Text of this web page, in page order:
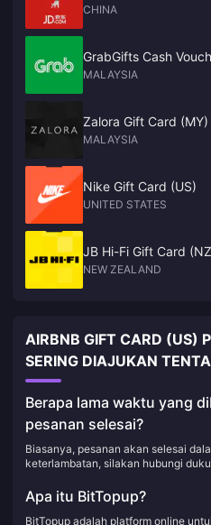
CHINA
GrabGifts Cash
MALAYSIA
Zalora Gift Card (MY)
MALAYSIA
Nike Gift Card (US)
UNITED STATES
JB Hi-Fi Gift Card
NEW ZEALAND
AIRBNB GIFT CARD (US)
SERING DIAJUKAN
Berapa lama waktu yang
pesanan selesai?
Biasanya, pesanan akan selesai
keterlambatan, silakan hubungi
Apa itu BitTopup?
BitTopup adalah platform online